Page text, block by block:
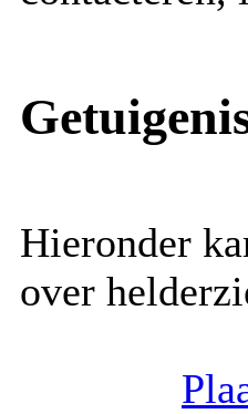
Hieronder
over